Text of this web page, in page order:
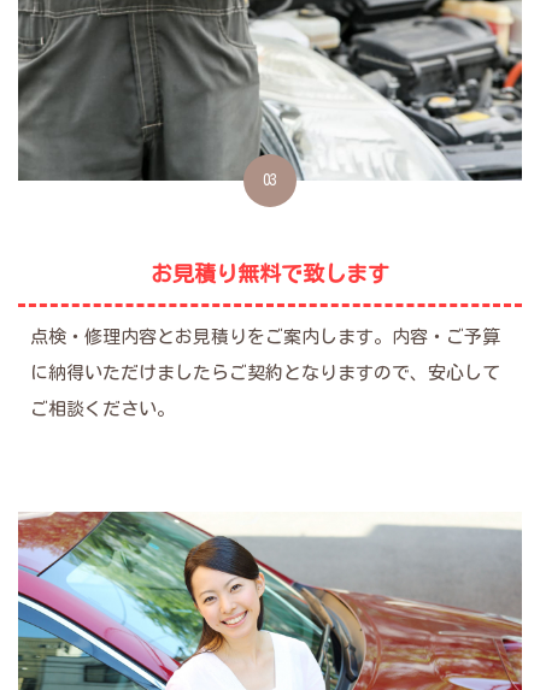
03
お見積り無料で致します
点検・修理内容とお見積りをご案内します。内容・ご予算
に納得いただけましたらご契約となりますので、安心して
ご相談ください。